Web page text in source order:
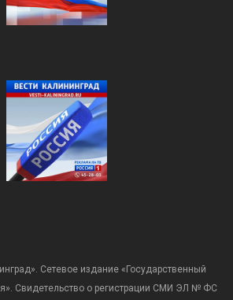
Сетевое издание «Государственный
Свидетельство о регистрации СМИ ЭЛ № ФС